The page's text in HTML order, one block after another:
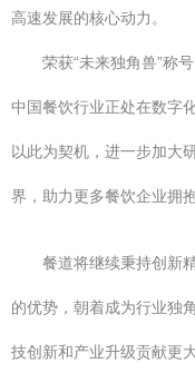
高速发展的核心动力。
荣获“未来独角兽”称
中国餐饮行业正处在数字
以此为契机，进一步加大
界，助力更多餐饮企业拥
餐道将继续秉持创新
的优势，朝着成为行业独
技创新和产业升级贡献更